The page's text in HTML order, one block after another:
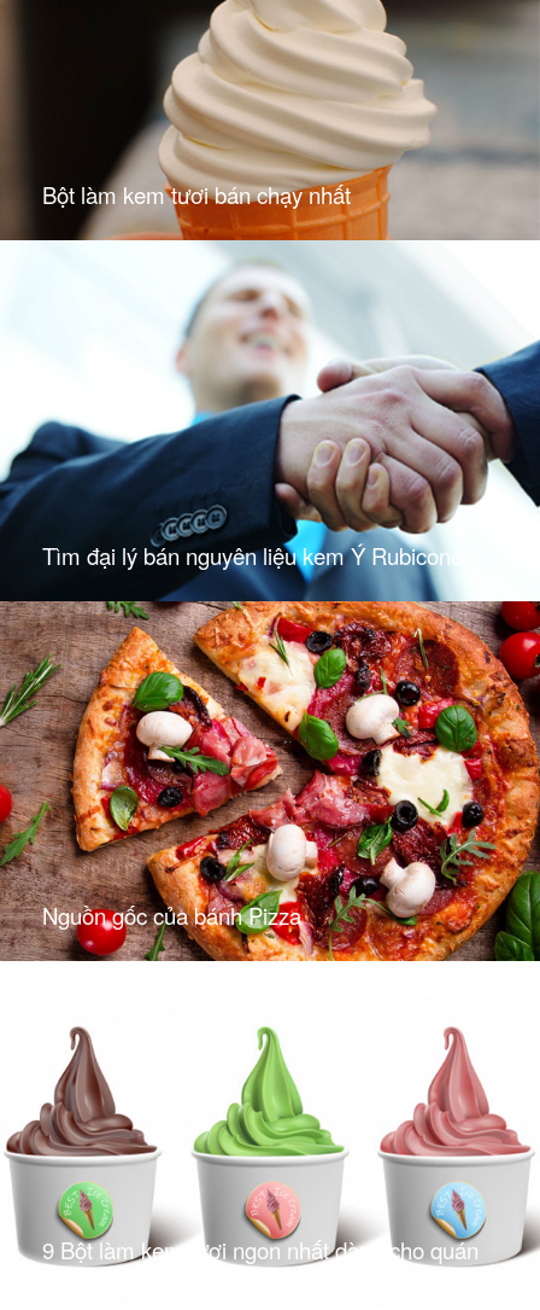
Bột làm kem tươi bán chạy nhất
Tìm đại lý bán nguyên liệu kem Ý Rubicone
Nguồn gốc của bánh Pizza
9 Bột làm kem tươi ngon nhất dành cho quán
kem pro